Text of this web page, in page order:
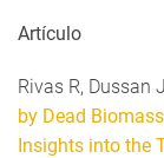
Artículo
Rivas R, Dussan
by Dead
Insights into the